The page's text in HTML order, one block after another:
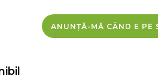
ANUNȚĂ-MĂ CÂND E PE